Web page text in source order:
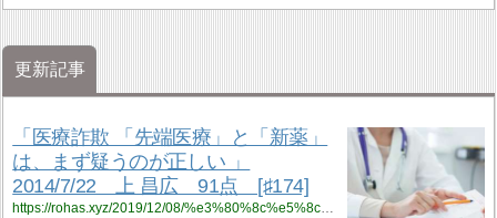
更新記事
「医療詐欺 「先端医療」と「新薬」
は、まず疑うのが正しい 」
2014/7/22 上 昌広 91点 [♯174]
https://rohas.xyz/2019/12/08/%e3%80%8c%e5%8c%bb%e7%99%82%e8%a9%90%e6%ac%ba-%e3%80%8c%e5%85%88%e7%ab%af%e5%8c%bb%e7%99%82%e3%80%8d%e3%81%a8%e3%80%8c%e6%96%b0%e8%96%ac%e3%80%8d%e3%81%af%e3%80%81%e3%81%be%e3%81%9a%e7%96%91%e3%81%86/